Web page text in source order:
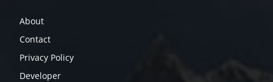
About
Contact
Privacy Policy
Developer